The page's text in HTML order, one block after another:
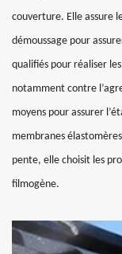
couverture. Elle assure
démoussage pour
qualifiés pour réaliser
notamment contre
moyens pour assurer
membranes
pente, elle choisit les
filmogène.